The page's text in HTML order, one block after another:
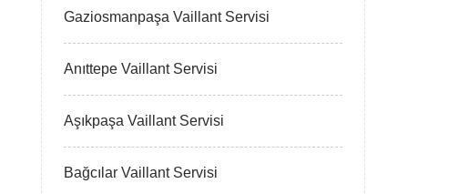
Gaziosmanpaşa Vaillant Servisi
Anıttepe Vaillant Servisi
Aşıkpaşa Vaillant Servisi
Bağcılar Vaillant Servisi